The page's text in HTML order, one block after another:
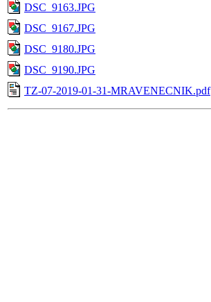
DSC_9163.JPG
DSC_9167.JPG
DSC_9180.JPG
DSC_9190.JPG
TZ-07-2019-01-31-MRAVENECNIK.pdf